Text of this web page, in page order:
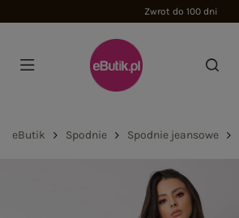
Zwrot do 100 dni
eButik Spodnie Spodnie jeansowe